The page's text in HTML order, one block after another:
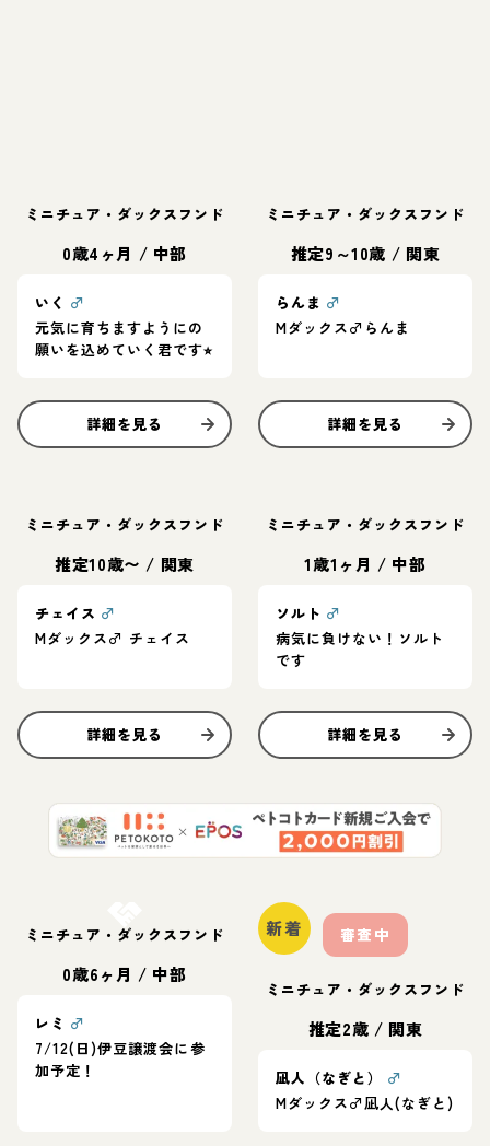
ミニチュア・ダックスフンド
0歳4ヶ月 / 中部
いく ♂
元気に育ちますようにの
願いを込めていく君です⭐︎
詳細を見る
ミニチュア・ダックスフンド
推定9～10歳 / 関東
らんま ♂
Mダックス♂らんま
詳細を見る
ミニチュア・ダックスフンド
推定10歳〜 / 関東
チェイス ♂
Mダックス♂ チェイス
詳細を見る
ミニチュア・ダックスフンド
1歳1ヶ月 / 中部
ソルト ♂
病気に負けない！ソルト
です
詳細を見る
ミニチュア・ダックスフンド
0歳6ヶ月 / 中部
レミ ♂
7/12(日)伊豆譲渡会に参
加予定！
新着 審査中
ミニチュア・ダックスフンド
推定2歳 / 関東
凪人（なぎと）
♂
Mダックス♂凪人(なぎと)